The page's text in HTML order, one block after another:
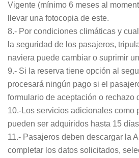
Vigente (mínimo 6 meses al
llevar una fotocopia de este.
8.- Por condiciones climáticas y
la seguridad de los pasajeros,
naviera puede cambiar o suprimir
9.- Si la reserva tiene opción al
procesará ningún pago si el
formulario de aceptación o rechazo
10.-Los servicios adicionales como
pueden ser adquiridos hasta 15
11.- Pasajeros deben descargar la
completar los datos solicitados,